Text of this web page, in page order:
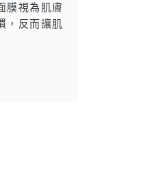
膜視為肌膚
，反而讓肌